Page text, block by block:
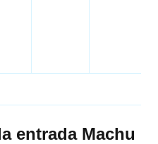
entrada Machu